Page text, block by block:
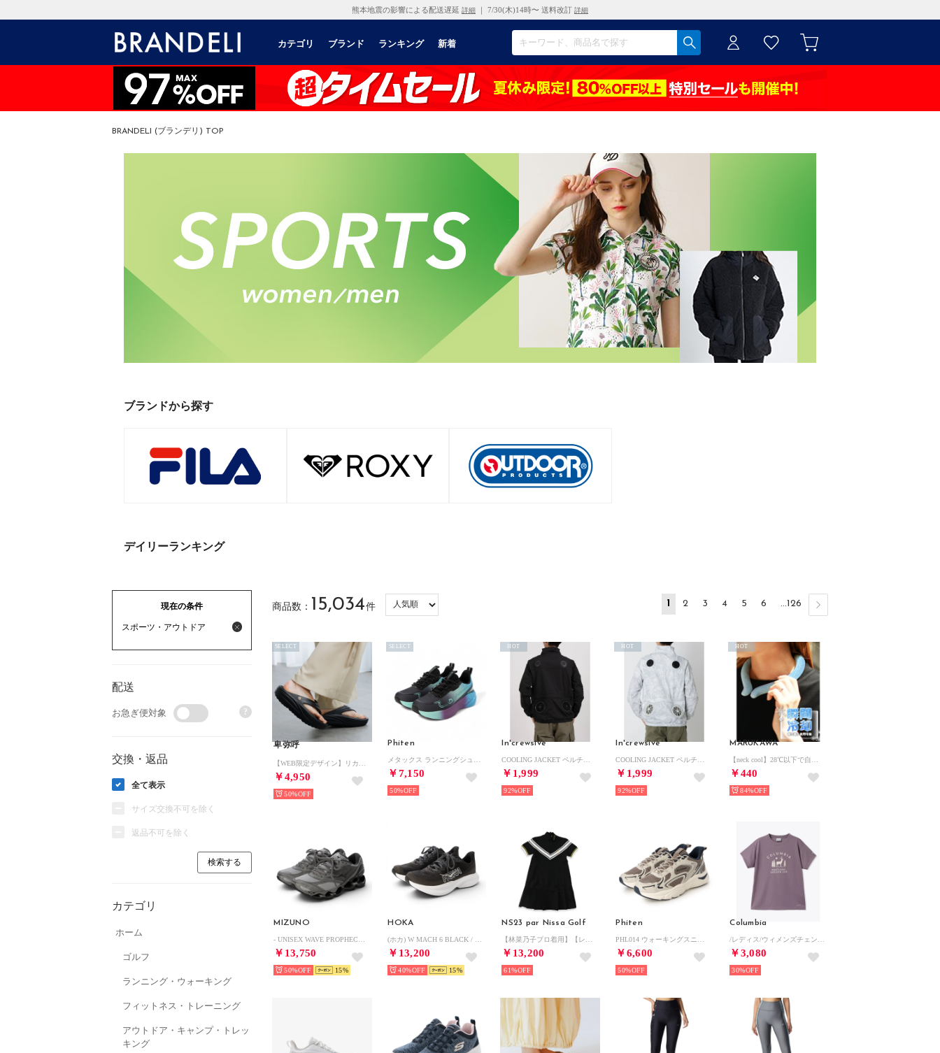
熊本地震の影響による配送遅延 詳細 ｜ 7/30(木)14時〜 送料改訂 詳細
カテゴリ ブランド ランキング 新着
BRANDELI (ブランデリ) TOP
ブランドから探す
デイリーランキング
現在の条件
スポーツ・アウトドア
配送
お急ぎ便対象 ?
交換・返品
全て表示
サイズ交換不可を除く
返品不可を除く
カテゴリ
ホーム
ゴルフ
ランニング・ウォーキング
フィットネス・トレーニング
アウトドア・キャンプ・トレッ
キング
商品数： 15,034件 1 2 3 4 5 6 ...126
卑弥呼
￥4,950
SELECT
50%
Phiten
￥7,150
SELECT
50%
In'crewsive
￥1,999
HOT
92%
In'crewsive
￥1,999
HOT
92%
MARUKAWA
￥440
HOT
84%
MIZUNO
￥13,750
50% 15
HOKA
￥13,200
40% 15
NS23 par Nissa Golf
￥13,200
61%
Phiten
￥6,600
50%
Columbia
￥3,080
30%